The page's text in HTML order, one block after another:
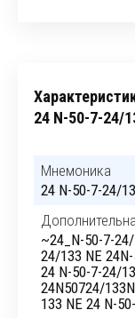
24 N-50-7-24/
Мнемоника
24 N-50-7-24/
~24_N-50-7-
24/133 NE
24 N-50-7-24/
24N50724/
133 NE 24 N-